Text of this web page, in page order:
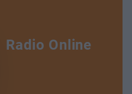
Radio Online